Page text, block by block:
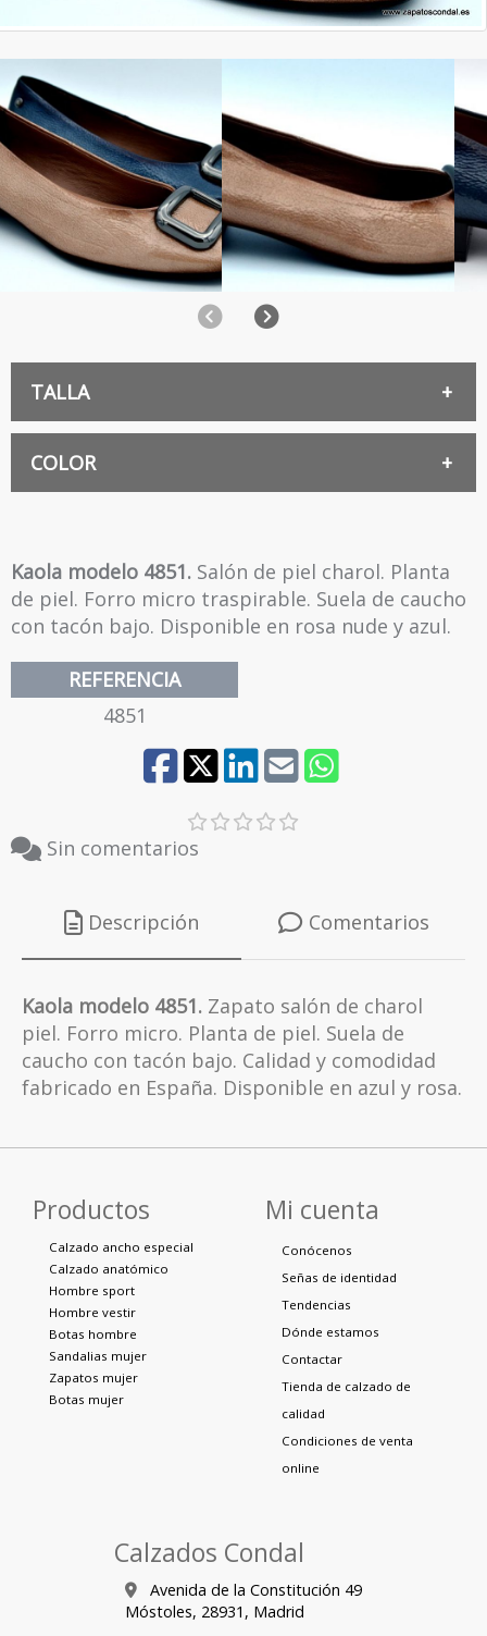
AnteriorSiguiente
TALLA
36
COLOR
ROSA
Kaola modelo 4851. Salón de piel charol. Planta
de piel. Forro micro traspirable. Suela de caucho
con tacón bajo. Disponible en rosa nude y azul.
REFERENCIA
4851
Sin comentarios
Descripción Comentarios
Kaola modelo 4851. Zapato salón de charol
piel. Forro micro. Planta de piel. Suela de
caucho con tacón bajo. Calidad y comodidad
fabricado en España. Disponible en azul y rosa.
Productos
Calzado ancho especial
Calzado anatómico
Hombre sport
Hombre vestir
Botas hombre
Sandalias mujer
Zapatos mujer
Botas mujer
Mi cuenta
Conócenos
Señas de identidad
Tendencias
Dónde estamos
Contactar
Tienda de calzado de
calidad
Condiciones de venta
online
Calzados Condal
Avenida de la Constitución 49
Móstoles, 28931, Madrid